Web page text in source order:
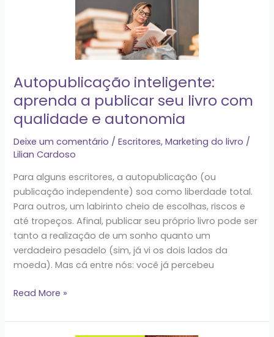
Autopublicação inteligente:
aprenda a publicar seu livro com
qualidade e autonomia
Deixe um comentário /Escritores,Marketing do livro /
Lilian Cardoso
Para alguns escritores, a autopublicação (ou
publicação independente) soa como liberdade total.
Para outros, um labirinto cheio de escolhas, riscos e
até tropeços. Afinal, publicar seu próprio livro pode ser
tanto a realização de um sonho quanto um
verdadeiro pesadelo (sim, já vi os dois lados da
moeda). Mas cá entre nós: você já percebeu
com
qualidade
e
autonomia
Read More »